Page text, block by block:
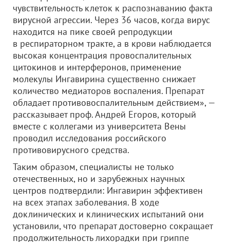
чувствительность клеток к распознаванию факта
вирусной агрессии. Через 36 часов, когда вирус
находится на пике своей репродукции
в респираторном тракте, а в крови наблюдается
высокая концентрация провоспалительных
цитокинов и интерферонов, применение
молекулы Ингавирина существенно снижает
количество медиаторов воспаления. Препарат
обладает противовоспалительным действием», —
рассказывает проф. Андрей Егоров, который
вместе с коллегами из университета Вены
проводил исследования российского
противовирусного средства.
Таким образом, специалисты не только
отечественных, но и зарубежных научных
центров подтвердили: Ингавирин эффективен
на всех этапах заболевания. В ходе
доклинических и клинических испытаний они
установили, что препарат достоверно сокращает
продолжительность лихорадки при гриппе